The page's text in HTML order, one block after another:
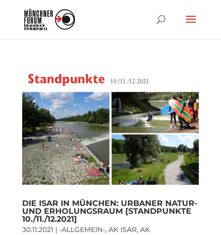
DIE ISAR IN MÜNCHEN: URBANER NATUR-
UND ERHOLUNGSRAUM [STANDPUNKTE
10./11./12.2021]
30.11.2021 | -ALLGEMEIN-, AK ISAR, AK